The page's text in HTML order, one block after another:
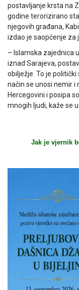
postavljanje krsta na
godine terorizirano
njegovih građana,
izdao je saopćenje za
– Islamska zajednica
iznad Sarajeva,
obilježje. To je
način se unosi nemir i
Hercegovini i posipa
mnogih ljudi, kaže se
Jak je vjernik